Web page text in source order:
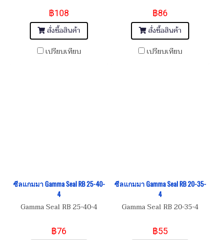
฿108
สั่งซื้อสินค้า
เปรียบเทียบ
฿86
สั่งซื้อสินค้า
เปรียบเทียบ
ซีลแกมมา Gamma Seal RB 25-40-
4
Gamma Seal RB 25-40-4
฿76
ซีลแกมมา Gamma Seal RB 20-35-
4
Gamma Seal RB 20-35-4
฿55